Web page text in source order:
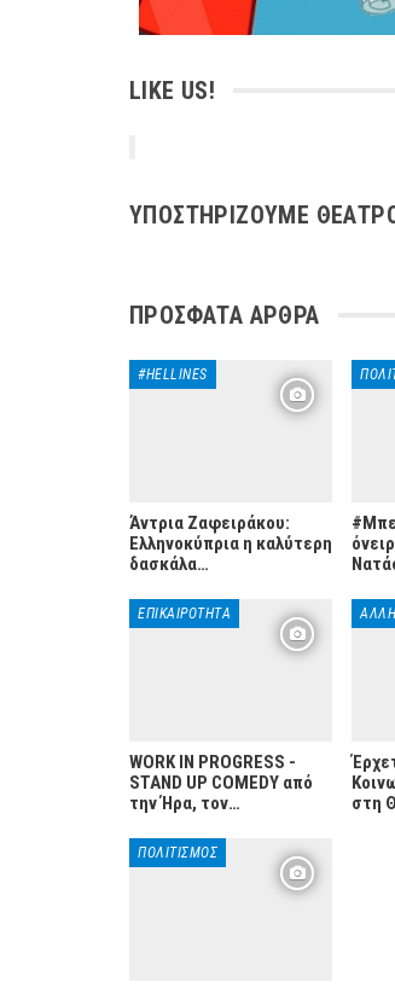
LIKE US!
ΥΠΟΣΤΗΡΙΖΟΥΜΕ
ΠΡΌΣΦΑΤΑ ΆΡΘΡΑ
#HELLINES
Άντρια Ζαφειράκου:
Ελληνοκύπρια η καλύτερη
δασκάλα…
ΕΠΙΚΑΙΡΌΤΗΤΑ
WORK IN PROGRESS -
STAND UP COMEDY από
την Ήρα, τον…
στη
ΠΟΛΙΤΙΣΜΌΣ